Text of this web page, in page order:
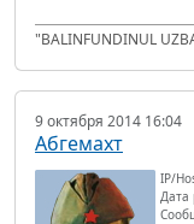
"BALINFUNDINUL
9 октября 2014 16:04
Абгемахт
IP/
Дата